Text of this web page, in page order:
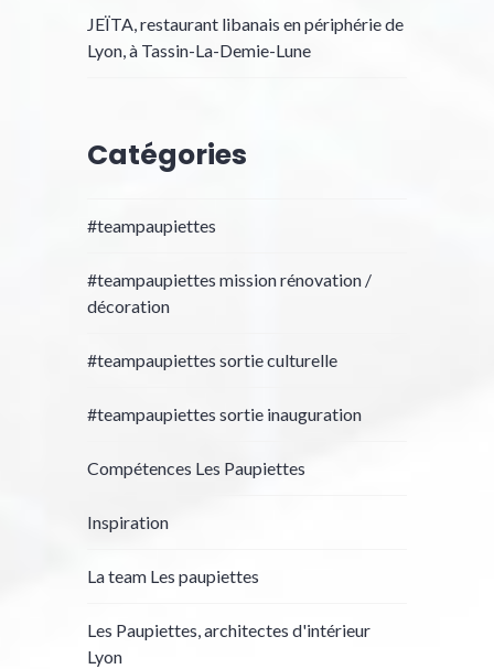
JEÏTA, restaurant libanais en périphérie de
Lyon, à Tassin-La-Demie-Lune
Catégories
#teampaupiettes
#teampaupiettes mission rénovation /
décoration
#teampaupiettes sortie culturelle
#teampaupiettes sortie inauguration
Compétences Les Paupiettes
Inspiration
La team Les paupiettes
Les Paupiettes, architectes d'intérieur
Lyon